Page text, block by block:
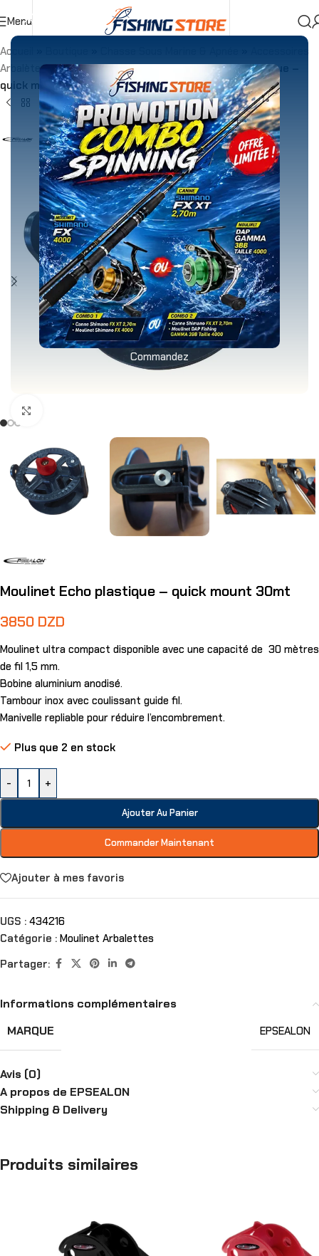
Commandez
Menu
Accueil
Arbalètes»Moulinet Arbalettes»Moulinet Echo plastique –
quick mount 30mt
Moulinet Echo plastique – quick mount 30mt
3850 DZD
Moulinet ultra compact disponible avec une capacité de 30 mètres
de fil 1,5 mm.
Bobine aluminium anodisé.
Tambour inox avec coulissant guide fil.
Manivelle repliable pour réduire l’encombrement.
Plus que 2 en stock
- +
Ajouter Au Panier
Commander Maintenant
Ajouter à mes favoris
UGS : 434216
Catégorie : Moulinet Arbalettes
Partager:
Informations complémentaires
MARQUE
EPSEALON
Avis (0)
A propos de EPSEALON
Shipping & Delivery
Produits similaires